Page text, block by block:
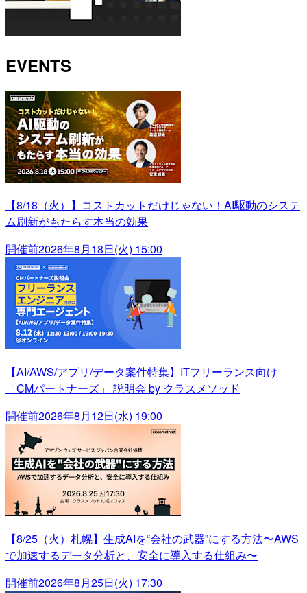
EVENTS
【8/18（火）】コストカットだけじゃない！AI駆動のシステ
ム刷新がもたらす本当の効果
開催前2026年8月18日(火) 15:00
【AI/AWS/アプリ/データ案件特集】ITフリーランス向け
「CMパートナーズ」 説明会 by クラスメソッド
開催前2026年8月12日(水) 19:00
【8/25（火）札幌】生成AIを“会社の武器”にする方法〜AWS
で加速するデータ分析と、安全に導入する仕組み〜
開催前2026年8月25日(火) 17:30